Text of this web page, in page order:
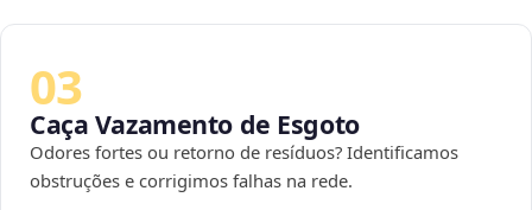
03
Caça Vazamento de Esgoto
Odores fortes ou retorno de resíduos? Identificamos
obstruções e corrigimos falhas na rede.